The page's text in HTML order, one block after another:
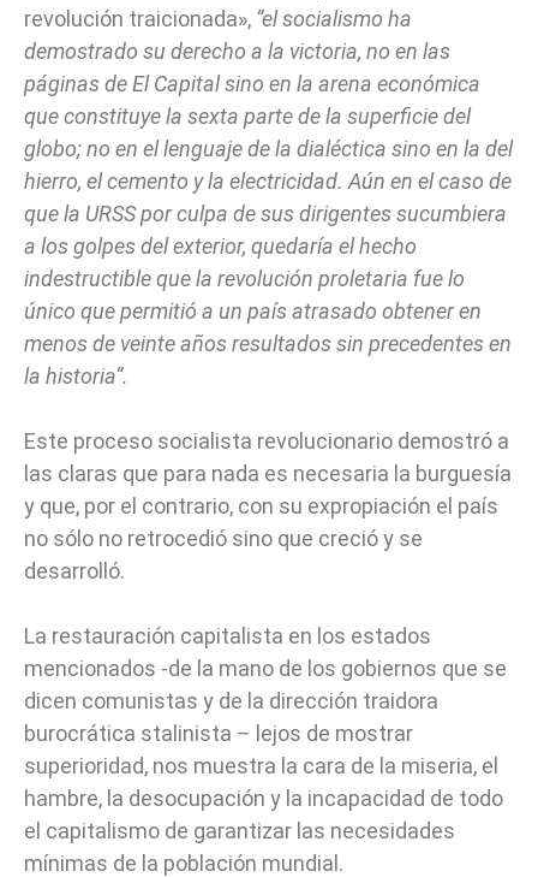
revolución traicionada», “el socialismo ha
demostrado su derecho a la victoria, no en las
páginas de El Capital sino en la arena económica
que constituye la sexta parte de la superficie del
globo; no en el lenguaje de la dialéctica sino en la del
hierro, el cemento y la electricidad. Aún en el caso de
que la URSS por culpa de sus dirigentes sucumbiera
a los golpes del exterior, quedaría el hecho
indestructible que la revolución proletaria fue lo
único que permitió a un país atrasado obtener en
menos de veinte años resultados sin precedentes en
la historia“.
Este proceso socialista revolucionario demostró a
las claras que para nada es necesaria la burguesía
y que, por el contrario, con su expropiación el país
no sólo no retrocedió sino que creció y se
desarrolló.
La restauración capitalista en los estados
mencionados -de la mano de los gobiernos que se
dicen comunistas y de la dirección traidora
burocrática stalinista – lejos de mostrar
superioridad, nos muestra la cara de la miseria, el
hambre, la desocupación y la incapacidad de todo
el capitalismo de garantizar las necesidades
mínimas de la población mundial.